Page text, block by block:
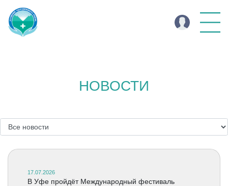
НОВОСТИ
17.07.2026
В Уфе пройдёт Международный фестиваль